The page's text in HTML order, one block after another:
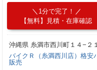
1分で完了！
【無料】見積・在庫確認
沖縄県 糸満市西川町１４−２
バイクＲ（糸満西川店）格安
販売